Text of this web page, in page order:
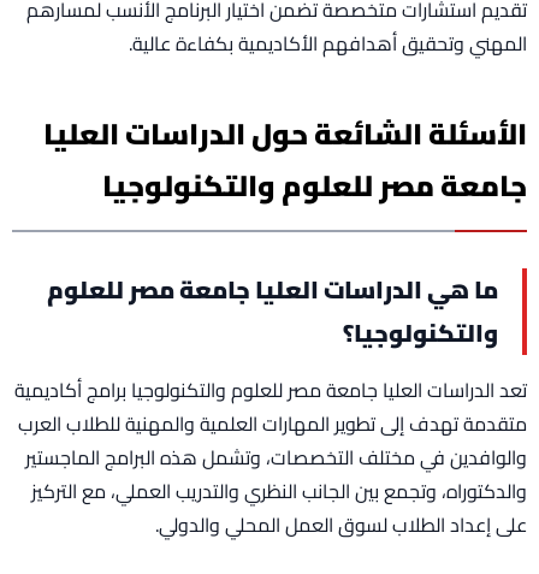
تقديم استشارات متخصصة تضمن اختيار البرنامج الأنسب لمسارهم
المهني وتحقيق أهدافهم الأكاديمية بكفاءة عالية.
الأسئلة الشائعة حول الدراسات العليا
جامعة مصر للعلوم والتكنولوجيا
ما هي الدراسات العليا جامعة مصر للعلوم
والتكنولوجيا؟
تعد الدراسات العليا جامعة مصر للعلوم والتكنولوجيا برامج أكاديمية
متقدمة تهدف إلى تطوير المهارات العلمية والمهنية للطلاب العرب
والوافدين في مختلف التخصصات، وتشمل هذه البرامج الماجستير
والدكتوراه، وتجمع بين الجانب النظري والتدريب العملي، مع التركيز
على إعداد الطلاب لسوق العمل المحلي والدولي.